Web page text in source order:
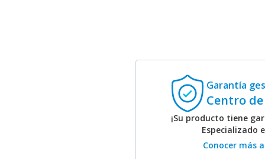
Garantía
Centro
¡Su producto tiene
Especializado
Conocer más